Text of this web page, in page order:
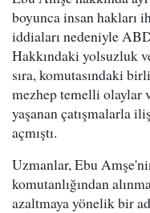
boyunca insan hakları
iddiaları nedeniyle
Hakkındaki yolsuzluk
sıra, komutasındaki
mezhep temelli olaylar
yaşanan çatışmalarla
açmıştı.
Uzmanlar, Ebu
komutanlığından
azaltmaya yönelik bir